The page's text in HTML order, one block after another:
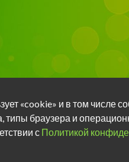
«cookie» и в том числе
браузера и
с Политикой